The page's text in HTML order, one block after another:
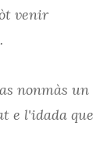
venir
nonmàs un
e l'idada que